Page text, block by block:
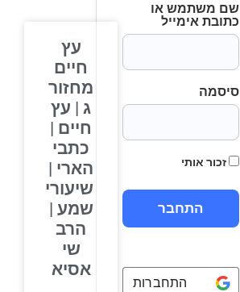
משתמש או
אימייל
זכור אותי
התחברות באמצעות
עץ
חיים
מחזור
ג | עץ
חיים |
כתבי
הארי |
שיעורי
שמע |
הרב
שי
אסיא